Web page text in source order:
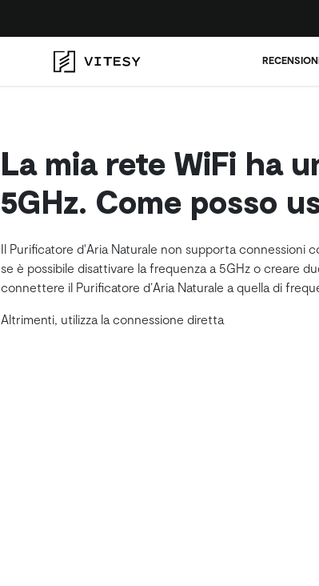
La mia rete WiFi ha
5GHz. Come posso
Il Purificatore d'Aria Naturale non supporta connessioni
se è possibile disattivare la frequenza a 5GHz o creare
connettere il Purificatore d’Aria Naturale a quella di
Altrimenti, utilizza la connessione diretta